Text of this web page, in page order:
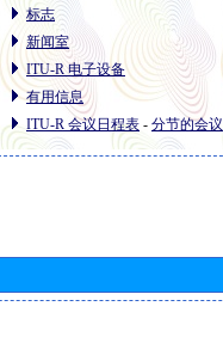
标志
新闻室
ITU-R 电子设备
有用信息
ITU-R 会议日程表 - 分节的会议